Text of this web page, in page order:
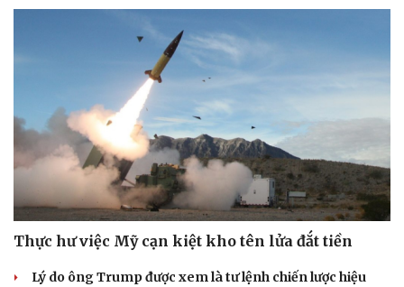
Thực hư việc Mỹ cạn kiệt kho tên lửa đắt tiền
Lý do ông Trump được xem là tư lệnh chiến lược hiệu